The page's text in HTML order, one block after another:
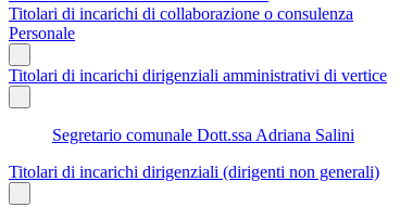
Titolari di incarichi di collaborazione o consulenza
Personale
Titolari di incarichi dirigenziali amministrativi di vertice
Segretario comunale Dott.ssa Adriana Salini
Titolari di incarichi dirigenziali (dirigenti non generali)